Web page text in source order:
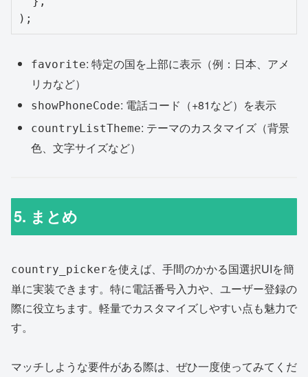
);
favorite: 特定の国を上部に表示（例：日本、アメ
リカなど）
showPhoneCode: 電話コード（+81など）を表示
countryListTheme: テーマのカスタマイズ（背景
色、文字サイズなど）
5. まとめ
country_pickerを使えば、手間のかかる国選択UIを簡
単に実装できます。特に電話番号入力や、ユーザー登録の
際に役立ちます。軽量でカスタマイズしやすい点も魅力で
す。
マッチしような要件がある際は、ぜひ一度使ってみてくだ